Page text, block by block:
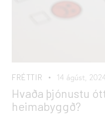
FRÉTTIR 14 ágúst, 2024
Hvaða þjónustu
heimabyggð?